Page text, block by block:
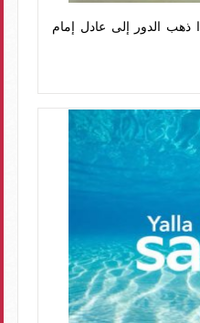
ذهب الدور إلى عادل إمام